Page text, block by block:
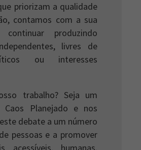
priorizam a qualidade
contamos com a sua
produzindo
livres de
ou interesses
trabalho? Seja um
Caos Planejado e nos
debate a um número
pessoas e a promover